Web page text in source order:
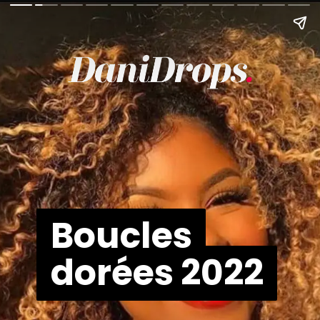
Boucles
dorées 2022
Boucles
dorées 2022